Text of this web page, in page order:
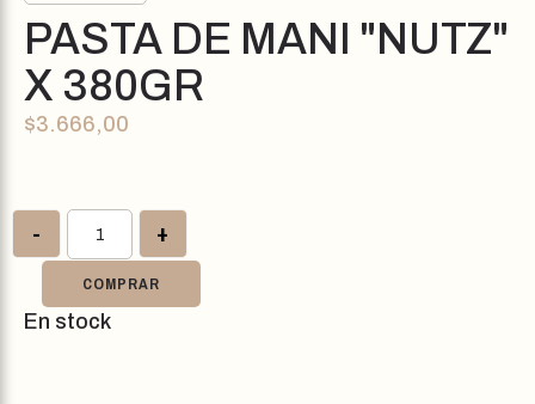
PASTA DE MANI "NUTZ"
X 380GR
$3.666,00
- +
COMPRAR
En stock